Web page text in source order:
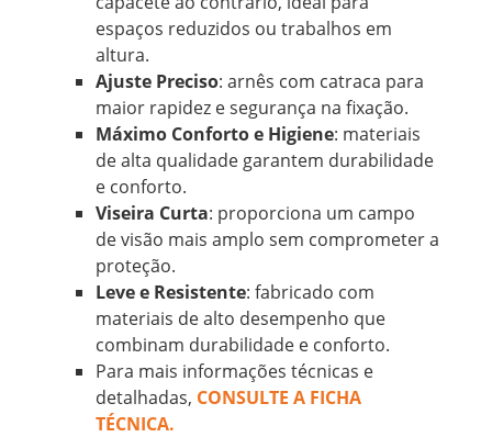
espaços reduzidos ou trabalhos em
altura.
Ajuste Preciso: arnês com catraca para
maior rapidez e segurança na fixação.
Máximo Conforto e Higiene: materiais
de alta qualidade garantem durabilidade
e conforto.
Viseira Curta: proporciona um campo
de visão mais amplo sem comprometer a
proteção.
Leve e Resistente: fabricado com
materiais de alto desempenho que
combinam durabilidade e conforto.
Para mais informações técnicas e
detalhadas, CONSULTE A FICHA
TÉCNICA.